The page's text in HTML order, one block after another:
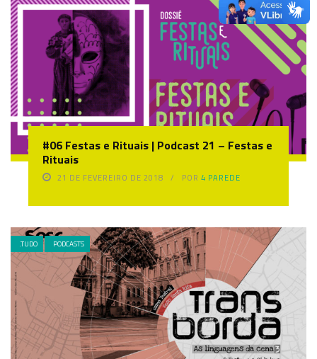
#06 Festas e Rituais | Podcast 21 – Festas e
Rituais
21 DE FEVEREIRO DE 2018 POR4 PAREDE
.TUDO PODCASTS